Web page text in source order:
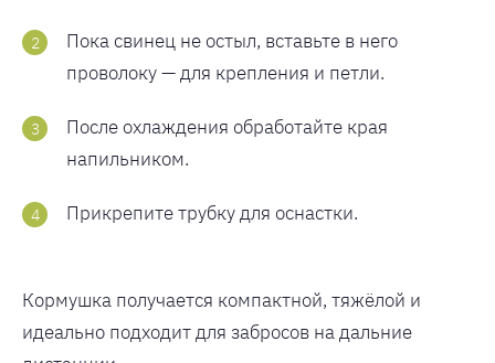
Пока свинец не остыл, вставьте в него
проволоку — для крепления и петли.
После охлаждения обработайте края
напильником.
Прикрепите трубку для оснастки.
Кормушка получается компактной, тяжёлой и
идеально подходит для забросов на дальние